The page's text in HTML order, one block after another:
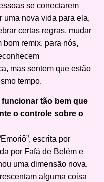
se conectarem
uma nova vida para ela,
certas regras, mudar
bom remix, para nós,
mas sentem que estão
tempo.
tão bem que
o controle sobre o
escrita por
por Fafá de Belém e
uma dimensão nova.
alguma coisa